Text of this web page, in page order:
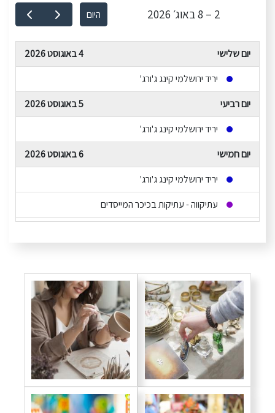
היום 2 – 8 באוג׳ 2026
יום שלישי
4 באוגוסט 2026
יריד ירושלמי קינג ג'ורג'
יום רביעי
5 באוגוסט 2026
יריד ירושלמי קינג ג'ורג'
יום חמישי
6 באוגוסט 2026
יריד ירושלמי קינג ג'ורג'
עתיקווה - עתיקות בכיכר המייסדים
יום שישי
7 באוגוסט 2026
רטרושלים - אספנות ואמנות בירושלים
יריד אוסישקין לאמנויות
ישפרו סנטר מודיעין
עתיקווה - עתיקות בכיכר המייסדים
בצלאל לאומנויות